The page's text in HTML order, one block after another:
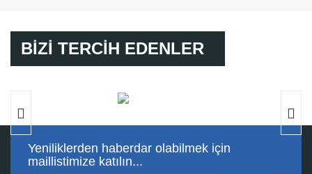
BİZİ TERCİH EDENLER
Yeniliklerden haberdar olabilmek için
maillistimize katılın...